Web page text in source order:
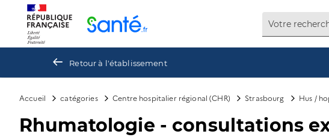
Retour à l'établissement
Accueil catégories Centre hospitalier régional (CHR) Strasbourg Hus /
Rhumatologie - consultations
Panneau de gestion des cookies